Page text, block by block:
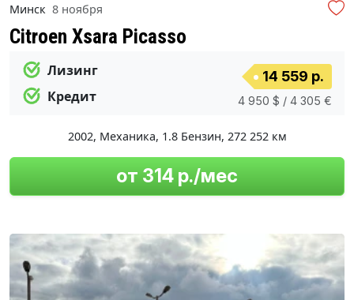
Минск 8 ноября
Citroen Xsara Picasso
Лизинг
Кредит
14 559 р.
4 950 $ / 4 305 €
2002, Механика, 1.8 Бензин, 272 252 км
от 314 р./мес